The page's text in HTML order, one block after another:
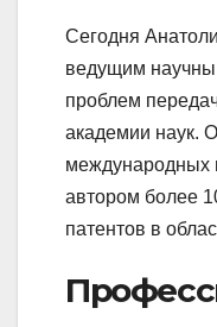
Сегодня
ведущим
проблем
академии наук.
международных
автором более
патентов в